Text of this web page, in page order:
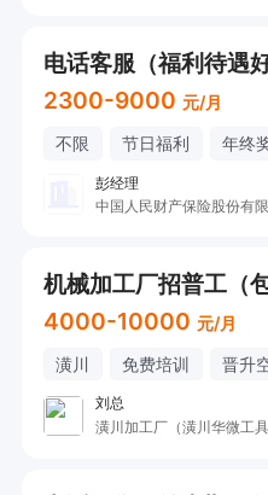
电话客服（福利待遇
2300-9000 元/月
不限 节日福利 年终
彭经理
中国人民财产保险股份有
机械加工厂招普工（
4000-10000 元/月
潢川 免费培训 晋升
刘总
潢川加工厂（潢川华微工具